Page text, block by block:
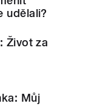
udělali?
Život za
Můj